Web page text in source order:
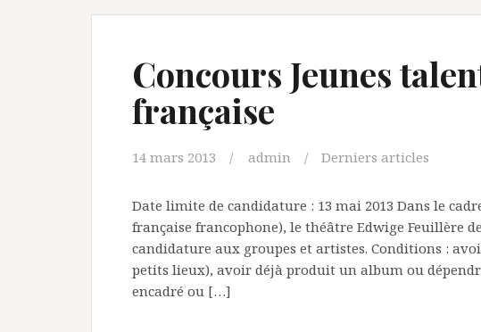
Concours Jeunes
française
14 mars 2013 admin Derniers articles
Date limite de candidature : 13 mai 2013 Dans le
française francophone), le théâtre Edwige Feuillère
candidature aux groupes et artistes. Conditions :
petits lieux), avoir déjà produit un album ou
encadré ou […]